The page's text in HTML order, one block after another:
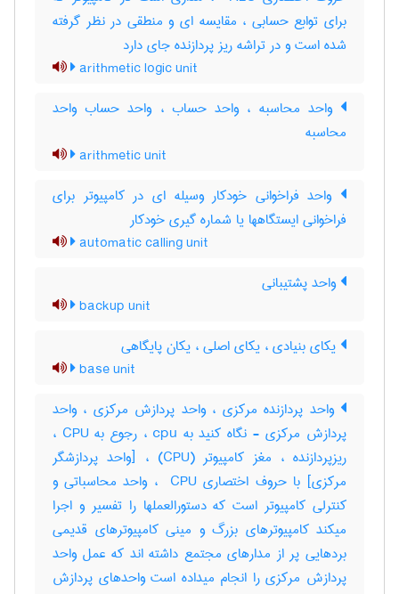
برای توابع حسابی ، مقایسه ای و منطقی در نظر گرفته
شده است و در تراشه ریز پردازنده جای دارد
arithmetic logic unit
واحد محاسبه ، واحد حساب ، واحد حساب واحد
محاسبه
arithmetic unit
واحد فراخوانی خودکار وسیله ای در کامپیوتر برای
فراخوانی ایستگاهها یا شماره گیری خودکار
automatic calling unit
واحد پشتیبانی
backup unit
یکای بنیادی ، یکای اصلی ، یکان پایگاهی
base unit
واحد پردازنده مرکزی ، واحد پردازش مرکزی ، واحد
پردازش مرکزی - نگاه کنید به cpu ، رجوع به CPU ،
ریزپردازنده ، مغز کامپیوتر (CPU) ، [واحد پردازشگر
مرکزی] با حروف اختصاری ‎ CPU ، واحد محاسباتی و
کنترلی کامپیوتر است که دستورالعملها را تفسیر و اجرا
میکند کامپیوترهای بزرگ و مینی کامپیوترهای قدیمی
بردهایی پر از مدارهای مجتمع داشته اند که عمل واحد
پردازش مرکزی را انجام میداده است واحدهای پردازش